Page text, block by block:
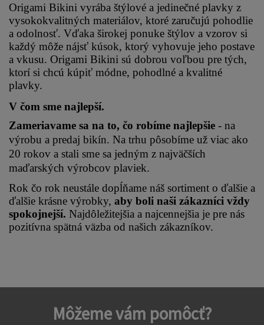
Origami Bikini vyrába štýlové a jedinečné plavky z
vysokokvalitných materiálov, ktoré zaručujú pohodlie
a odolnosť. Vďaka širokej ponuke štýlov a vzorov si
každý môže nájsť kúsok, ktorý vyhovuje jeho postave
a vkusu. Origami Bikini sú dobrou voľbou pre tých,
ktorí si chcú kúpiť módne, pohodlné a kvalitné
plavky.
V čom sme najlepší.
Zameriavame sa na to, čo robíme najlepšie - na
výrobu a predaj bikín. Na trhu pôsobíme už viac ako
20 rokov a stali sme sa jedným z najväčších
maďarských výrobcov plaviek.
Rok čo rok neustále dopĺňame náš sortiment o ďalšie a
ďalšie krásne výrobky, aby boli naši zákazníci vždy
spokojnejší. Najdôležitejšia a najcennejšia je pre nás
pozitívna spätná väzba od našich zákazníkov.
Môžeme vám pomôcť?